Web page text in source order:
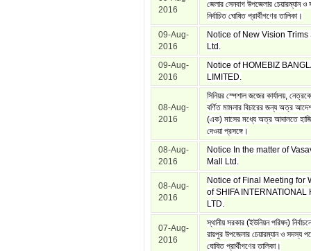
2016
জেলার সেনবাগ উপজেলার চেয়ারম্যান
নির্বাচিত ঘোষিত প্রার্থীগণের তালিকা।
09-Aug-
2016
Notice of New Vision Trims
Ltd.
09-Aug-
2016
Notice of HOMEBIZ
LIMITED.
08-Aug-
2016
সিনিয়র স্পেশাল জজের কার্যালয়,
বর্ণিত মামলার বিচারের জন্য অত্র
(এক) মাসের মধ্যে অত্র আদালতে
দেওয়া প্রসঙ্গে।
08-Aug-
2016
Notice In the matter of
Mall Ltd.
08-Aug-
2016
Notice of Final Meeting for
of SHIFA INTERNATIONAL
LTD.
07-Aug-
2016
স্থানীয় সরকার (ইউনিয়ন পরিষদ)
রায়পুর উপজেলার চেয়ারম্যান ও সদস্য পদে
ঘোষিত প্রার্থীগণের তালিকা।